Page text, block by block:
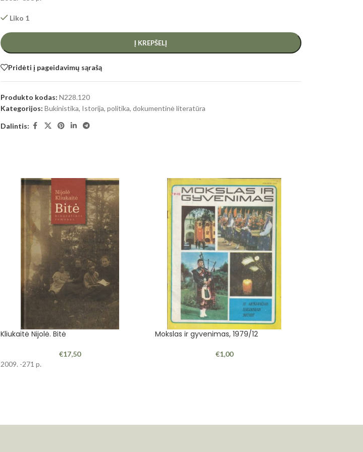
Liko 1
Į KREPŠELĮ
Pridėti į pageidavimų sąrašą
Produkto kodas: N228.120
Kategorijos: Bukinistika, Istorija, politika, dokumentinė literatūra
Dalintis:
Kliukaitė Nijolė. Bitė
€17,50
2009. -271 p.
Mokslas ir gyvenimas, 1979/12
€1,00